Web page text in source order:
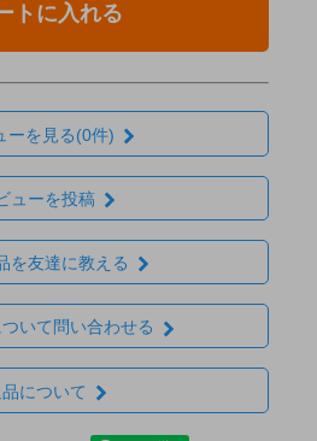
トに入れる
ーを見る(0件)
ューを投稿
を友達に教える
いて問い合わせる
について